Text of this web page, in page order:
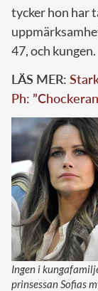
tycker hon har
47, och kungen.
LÄS MER:
Ph:
Ingen i
prinsessan Sofias